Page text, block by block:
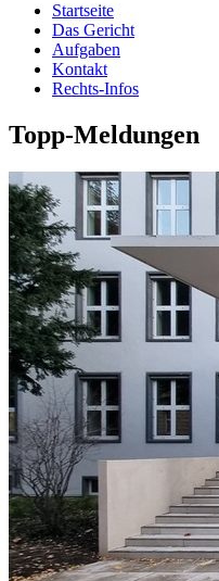
Startseite
Das Gericht
Aufgaben
Kontakt
Rechts-Infos
Topp-Meldungen